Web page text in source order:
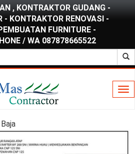
, KONTRAKTOR GUDANG -
- KONTRAKTOR RENOVASI -
FURNITURE -
/ WA 087878665522